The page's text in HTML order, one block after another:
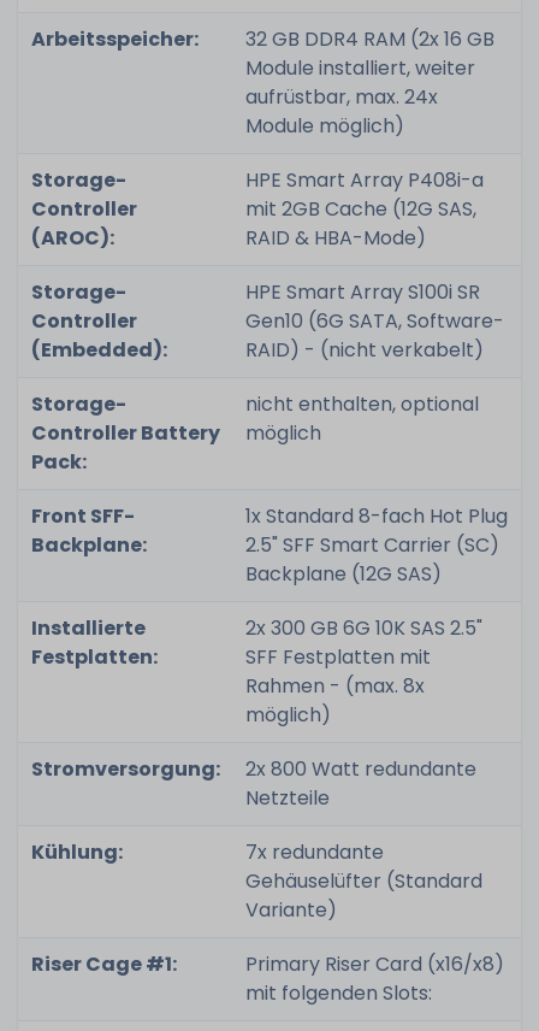
Arbeitsspeicher:
32 GB DDR4 RAM (2x 16 GB
Module installiert, weiter
aufrüstbar, max. 24x
Module möglich)
Storage-
Controller
(AROC):
HPE Smart Array P408i-a
mit 2GB Cache (12G SAS,
RAID & HBA-Mode)
Storage-
Controller
(Embedded):
HPE Smart Array S100i SR
Gen10 (6G SATA, Software-
RAID) - (nicht verkabelt)
Storage-
Controller Battery
Pack:
nicht enthalten, optional
möglich
Front SFF-
Backplane:
1x Standard 8-fach Hot Plug
2.5" SFF Smart Carrier (SC)
Backplane (12G SAS)
Installierte
Festplatten:
2x 300 GB 6G 10K SAS 2.5"
SFF Festplatten mit
Rahmen - (max. 8x
möglich)
Stromversorgung:
2x 800 Watt redundante
Netzteile
Kühlung:
7x redundante
Gehäuselüfter (Standard
Variante)
Riser Cage #1:
Primary Riser Card (x16/x8)
mit folgenden Slots: